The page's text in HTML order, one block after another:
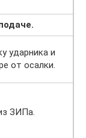
ударника и
от осалки.
ЗИПа.